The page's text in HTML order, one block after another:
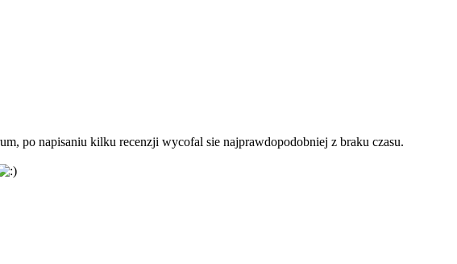
po napisaniu kilku recenzji wycofal sie najprawdopodobniej z braku czasu.